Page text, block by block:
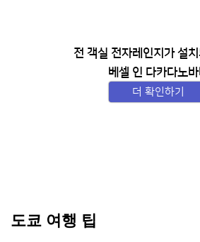
전 객실 전자레인지가 설
베셀 인 다카다노
더 확인하기
도쿄 여행 팁